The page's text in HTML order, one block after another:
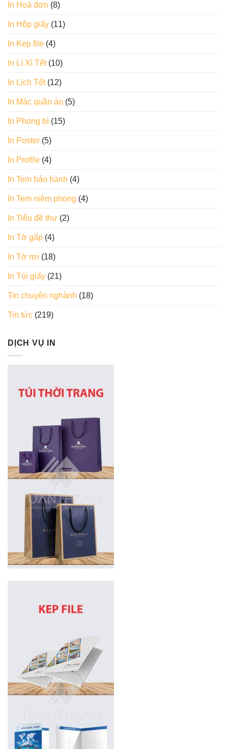
In Hoá đơn (8)
In Hộp giấy (11)
In Kẹp file (4)
In Lì Xì Tết(10)
In Lịch Tết(12)
In Mác quần áo (5)
In Phong bì (15)
In Poster (5)
In Profile (4)
In Tem bảo hành (4)
In Tem niêm phong (4)
In Tiêu đề thư (2)
In Tờ gấp (4)
In Tờ rơi (18)
In Túi giấy (21)
Tin chuyên nghành (18)
Tin tức (219)
DỊCH VỤ IN